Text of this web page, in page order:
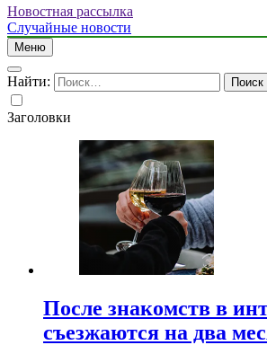
Новостная рассылка
Случайные новости
Меню
Найти:
Заголовки
После знакомств в
съезжаются на два